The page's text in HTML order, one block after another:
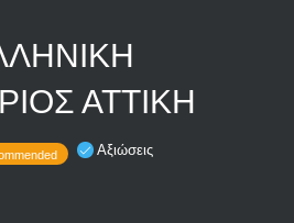
ΑΤΤΙΚΗ
Αξιώσεις